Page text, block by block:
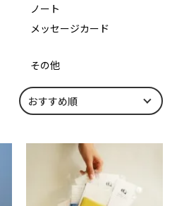
ノート
メッセージカード
その他